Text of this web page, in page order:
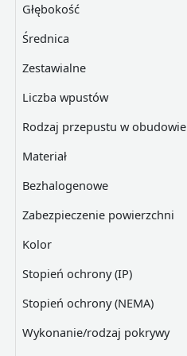
Głębokość
Średnica
Zestawialne
Liczba wpustów
Rodzaj przepustu w obudowie
Materiał
Bezhalogenowe
Zabezpieczenie powierzchni
Kolor
Stopień ochrony (IP)
Stopień ochrony (NEMA)
Wykonanie/rodzaj pokrywy